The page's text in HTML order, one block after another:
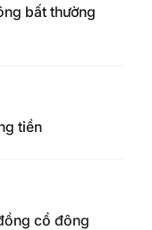
bất thường
tiền
cổ đông